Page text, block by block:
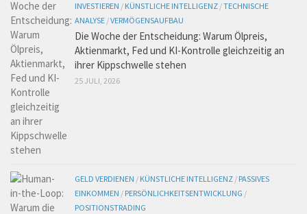
INVESTIEREN / KÜNSTLICHE INTELLIGENZ /TECHNISCHE
ANALYSE /VERMÖGENSAUFBAU
Die Woche der Entscheidung: Warum Ölpreis,
Aktienmarkt, Fed und KI-Kontrolle gleichzeitig an
ihrer Kippschwelle stehen
25 JULI, 2026
GELD VERDIENEN / KÜNSTLICHE INTELLIGENZ / PASSIVES
EINKOMMEN / PERSÖNLICHKEITSENTWICKLUNG /
POSITIONSTRADING